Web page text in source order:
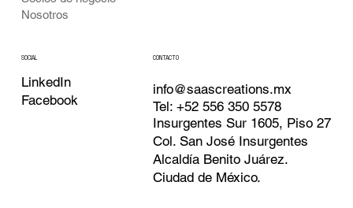
Nosotros
SOCIAL
LinkedIn
Facebook
CONTACTO
info@saascreations.mx
Tel: +52 556 350 5578
Insurgentes Sur 1605, Piso 27
Col. San José Insurgentes
Alcaldía Benito Juárez.
Ciudad de México.